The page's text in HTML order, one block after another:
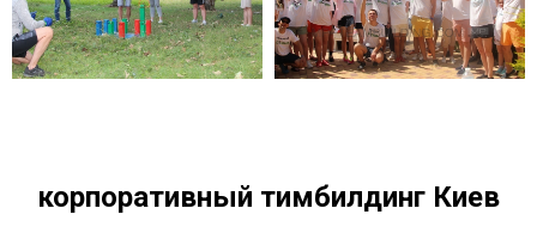
корпоративный тимбилдинг Киев